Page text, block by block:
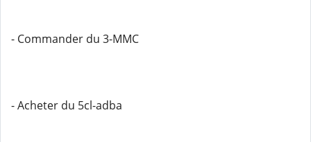
- Commander du 3-MMC
- Acheter du 5cl-adba